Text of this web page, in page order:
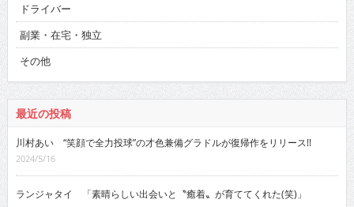
ドライバー
副業・在宅・独立
その他
最近の投稿
川村あい “笑顔で全力投球”の才色兼備グラドルが復帰作をリリース!!
2024/5/16
ランジャタイ 「素晴らしい出会いと〝癒着〟が育ててくれた(笑)」